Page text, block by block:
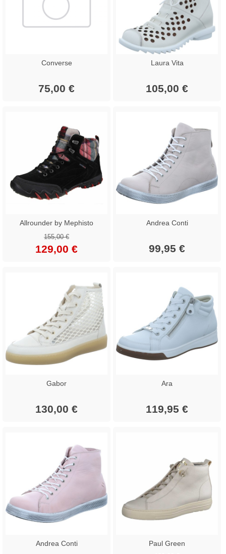
Converse
75,00 €
Laura Vita
105,00 €
Allrounder by Mephisto
155,00 €
129,00 €
Andrea Conti
99,95 €
Gabor
130,00 €
Ara
119,95 €
Andrea Conti Paul Green